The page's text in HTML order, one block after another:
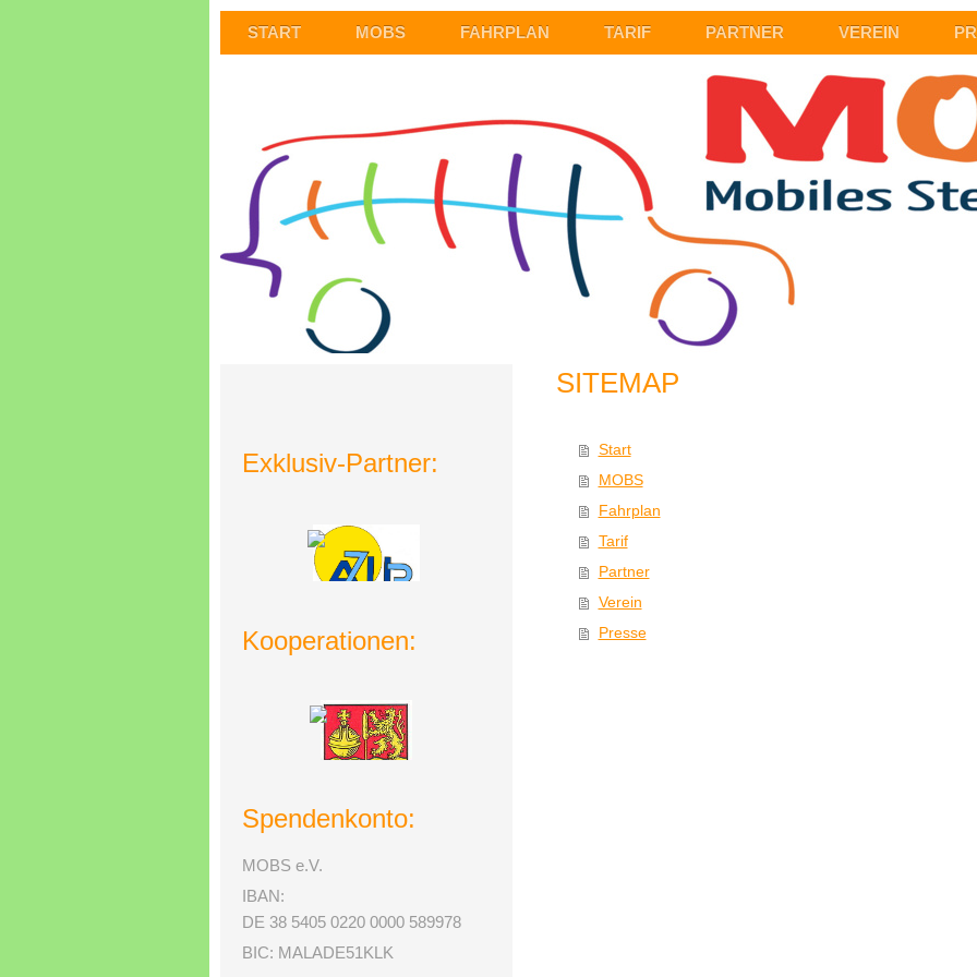
START MOBS FAHRPLAN TARIF PARTNER VEREIN
SITEMAP
Start
MOBS
Fahrplan
Tarif
Partner
Verein
Presse
Exklusiv-Partner:
Kooperationen:
Spendenkonto:
MOBS e.V.
IBAN:
DE 38 5405 0220 0000 589978
BIC: MALADE51KLK